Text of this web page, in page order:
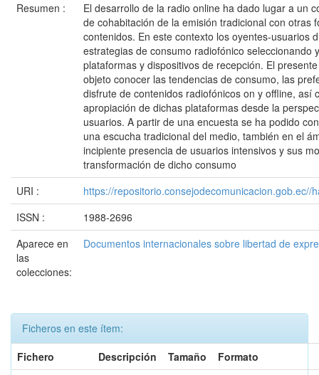
Resumen :
El desarrollo de la radio online ha dado lugar a un
de cohabitación de la emisión tradicional con otras
contenidos. En este contexto los oyentes-usuarios
estrategias de consumo radiofónico seleccionando
plataformas y dispositivos de recepción. El
objeto conocer las tendencias de consumo, las
disfrute de contenidos radiofónicos on y offline, así
apropiación de dichas plataformas desde la
usuarios. A partir de una encuesta se ha podido
una escucha tradicional del medio, también en el
incipiente presencia de usuarios intensivos y sus
transformación de dicho consumo
URI :
https://repositorio.consejodecomunicacion.gob.ec//
ISSN :
1988-2696
Aparece en
las
colecciones:
Documentos internacionales sobre libertad de
Ficheros en este ítem:
Fichero
Descripción Tamaño
Formato